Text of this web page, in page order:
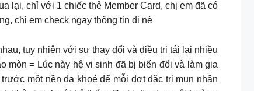
lại, chỉ với 1 chiếc thẻ Member Card, chị em đã có
chị em check ngay thông tin đi nè
tuy nhiên với sự thay đổi và điều trị tái lại nhiều
mòn = Lúc này hệ vi sinh đã bị biến đổi và làm gia
một nền da khoẻ để mỗi đợt đặc trị mụn nhận